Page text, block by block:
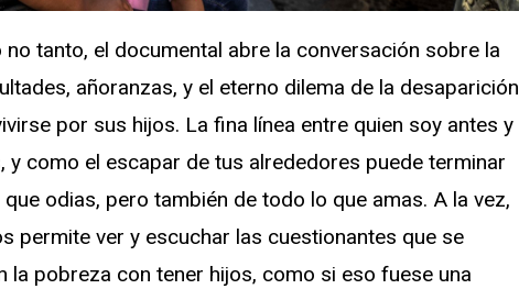
no tanto, el documental abre la conversación sobre la
añoranzas, y el eterno dilema de la desaparición
por sus hijos. La fina línea entre quien soy antes y
y como el escapar de tus alrededores puede terminar
odias, pero también de todo lo que amas. A la vez,
permite ver y escuchar las cuestionantes que se
la pobreza con tener hijos, como si eso fuese una